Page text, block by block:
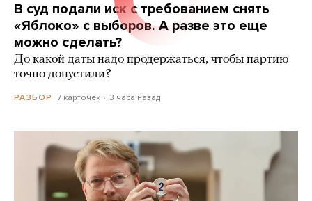
В суд подали иск с требованием снять
«Яблоко» с выборов. А разве это еще
можно сделать?
До какой даты надо продержаться, чтобы партию
точно допустили?
РАЗБОР 7 карточек 3 часа назад